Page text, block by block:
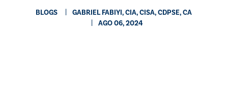
BLOGS
GABRIEL FABIYI, CIA, CISA, CDPSE, CA
AGO 06, 2024